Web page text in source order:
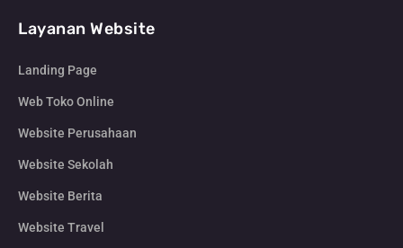
Layanan Website
Landing Page
Web Toko Online
Website Perusahaan
Website Sekolah
Website Berita
Website Travel